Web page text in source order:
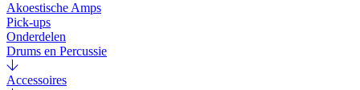
Akoestische Amps
Pick-ups
Onderdelen
Drums en Percussie
Accessoires